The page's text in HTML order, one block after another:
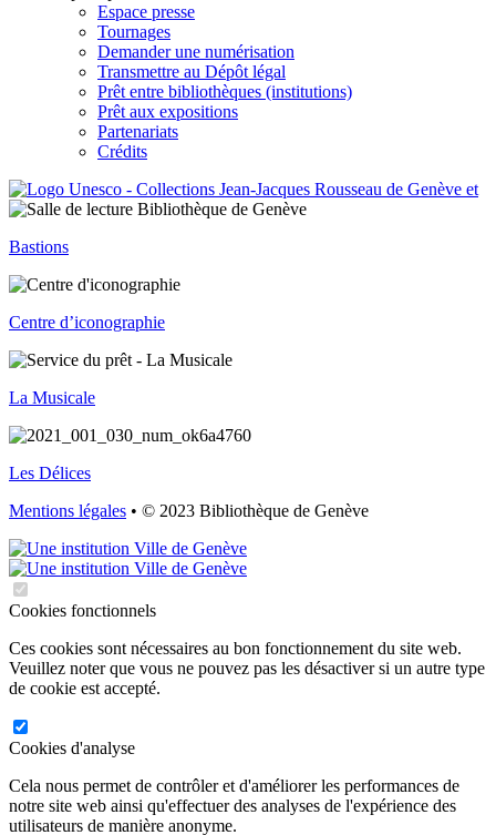
Espace presse
Tournages
Demander une numérisation
Transmettre au Dépôt légal
Prêt entre bibliothèques (institutions)
Prêt aux expositions
Partenariats
Crédits
Bastions
Centre d’iconographie
La Musicale
Les Délices
Mentions légales • © 2023 Bibliothèque de Genève
Cookies fonctionnels
Ces cookies sont nécessaires au bon fonctionnement du site web.
Veuillez noter que vous ne pouvez pas les désactiver si un autre type
de cookie est accepté.
Cookies d'analyse
Cela nous permet de contrôler et d'améliorer les performances de
notre site web ainsi qu'effectuer des analyses de l'expérience des
utilisateurs de manière anonyme.